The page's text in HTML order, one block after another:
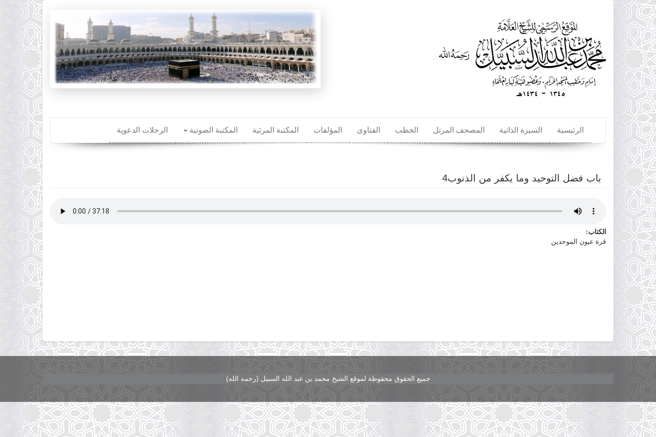
تجاوز
إلى
المحتوى
الرئيسي
الرئيسية السيرة الذاتية المصحف المرتل الخطب الفتاوى المؤلفات المكتبة المرئية المكتبة الصوتية الرحلات الدعوية
باب فضل التوحيد وما يكفر من الذنوب4
الكتاب:
قرة عيون الموحدين
جميع الحقوق محفوظة لموقع الشيخ محمد بن عبد الله السبيل (رحمه الله)